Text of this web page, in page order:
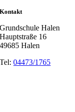
Kontakt
Grundschule Halen
Hauptstraße 16
49685 Halen
Tel:04473/1765